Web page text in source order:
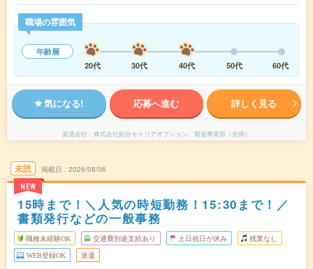
職場の雰囲気
年齢層
20代
30代 40代 50代 60代
気になる! 応募へ進む 詳しく見る
派遣会社 株式会社綜合キャリアオプション 製造事業部（全国）
未読
NEW
掲載日 2026/08/06
15時まで！＼人気の時短勤務！15:30まで！／
書類発行などの一般事務
職種未経験OK 交通費別途支給あり 土日祝日が休み 残業なし
WEB登録OK 派遣